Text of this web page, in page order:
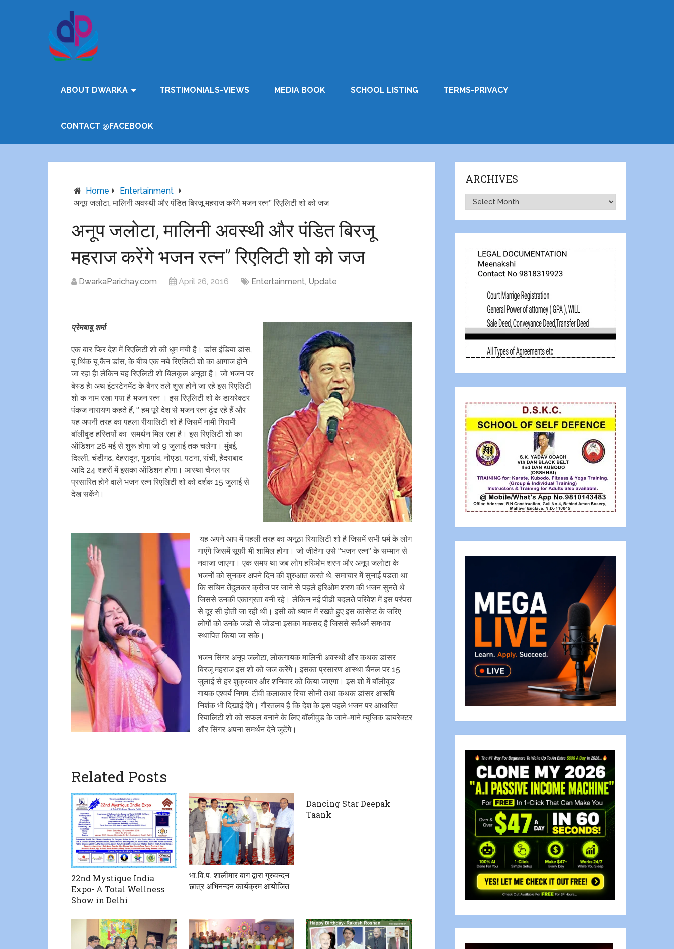
ABOUT DWARKA TRSTIMONIALS-VIEWS MEDIA BOOK SCHOOL LISTING TERMS-PRIVACY
CONTACT @FACEBOOK
Home
Entertainment
अनूप जलोटा, मालिनी अवस्‍थी और पंडित बिरजू महराज करेंगे भजन रत्‍न’’ रिएलिटी शो को जज
अनूप जलोटा, मालिनी अवस्‍थी और पंडित बिरजू
महराज करेंगे भजन रत्‍न’’ रिएलिटी शो को जज
DwarkaParichay.com April 26, 2016 Entertainment, Update
प्रेमबाबू शर्मा
एक बार फिर देश में रिएलिटी शो की धूम मची है। डांस इंडिया डांस,
यू थिंक यू कैन डांस, के बीच एक नये रिएलिटी शो का आगाज होने
जा रहा हैा लेकिन यह रिएलिटी शो बिलकुल अनूठा है। जो भजन पर
बेस्‍ड हैा अथ इंटरटेनमेंट के बैनर तले शुरू होने जा रहे इस रिएलिटी
शो क नाम रखा गया है भजन रत्‍न । इस रिएलिटी शो के डायरेक्‍टर
पंकज नारायण कहते हैं, ‘’ हम पूरे देश से भजन रत्‍न ढूंढ रहे हैं और
यह अपनी तरह का पहला रीयालिटी शो है जिसमें नामी गिरामी
बॉलीवुड हस्तियों का समर्थन मिल रहा है। इस रिएलिटी शो का
ऑडिशन 28 मई से शुरू होगा जो 9 जुलाई तक चलेगा। मुंबई,
दिल्‍ली, चंडीगढ, देहरादून, गुडगांव, नोएडा, पटना, रांची, हैदराबाद
आदि 24 शहरों में इसका ऑडिशन होगा। आस्‍था चैनल पर
प्रसारित होने वाले भजन रत्‍न रिएलिटी शो को दर्शक 15 जुलाई से
देख सकेंगे।
यह अपने आप में पहली तरह का अनूठा रियालिटी शो है जिसमें सभी धर्म के लोग
गाएंगे जिसमें सूफी भी शामिल होगा। जो जीतेगा उसे ‘’भजन रत्‍न‘’ के सम्‍मान से
नवाजा जाएगा। एक समय था जब लोग हरिओम शरण और अनूप जलोटा के
भजनों को सुनकर अपने दिन की शुरुआत करते थे, समाचार में सुनाई पडता था
कि सचिन तेंदुलकर क्रीज पर जाने से पहले हरिओम शरण की भजन सुनते थे
जिससे उनकी एकाग्रता बनी रहे। लेकिन नई पीढी बदलते परिवेश में इस परंपरा
से दूर सी होती जा रही थी। इसी को ध्‍यान में रखते हुए इस कांसेप्‍ट के जरिए
लोगों को उनके जडों से जोडना इसका मकसद है जिससे सर्वधर्म समभाव
स्‍थापित किया जा सके।
भजन सिंगर अनूप जलोटा, लोकगायक मालिनी अवस्‍थी और कथक डांसर
बिरजू महराज इस शो को जज करेंगे। इसका प्रसारण आस्‍था चैनल पर 15
जुलाई से हर शुक्रवार और शनिवार को किया जाएगा। इस शो में बॉलीवुड
गायक एश्‍वर्य निगम, टीवी कलाकार रिचा सोनी तथा कथक डांसर आरूषि
निशंक भी दिखाई देंगे। गौरतलब है कि देश के इस पहले भजन पर आधारित
रियालिटी शो को सफल बनाने के लिए बॉलीवुड के जाने-माने म्‍युजिक डायरेक्‍टर
और सिंगर अपना समर्थन देने जुटेंगे। ​
Related Posts
22nd Mystique India
Expo- A Total Wellness
Show in Delhi
भा.वि.प. शालीमार बाग द्वारा गुरुवन्दन
छात्र अभिनन्दन कार्यक्रम आयोजित
Dancing Star Deepak
Taank
ARCHIVES
Archives